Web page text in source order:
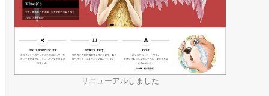
リニューアルしました